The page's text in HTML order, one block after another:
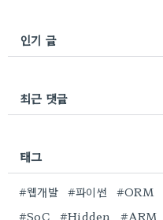
인기 글
최근 댓글
태그
#웹개발 #파이썬 #ORM
#SoC
#Hidden #ARM